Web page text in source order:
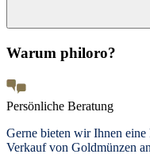
Warum philoro?
Persönliche Beratung
Gerne bieten wir Ihnen
Verkauf von Goldmünzen